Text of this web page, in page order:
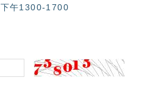
下午1300-1700